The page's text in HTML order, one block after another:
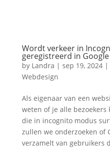
Wordt verkeer in
geregistreerd in
by Landra | sep 19, 2024|
Webdesign
Als eigenaar van een
weten of je alle bezoekers
die in incognito modus
zullen we onderzoeken of
verzamelt van gebruikers